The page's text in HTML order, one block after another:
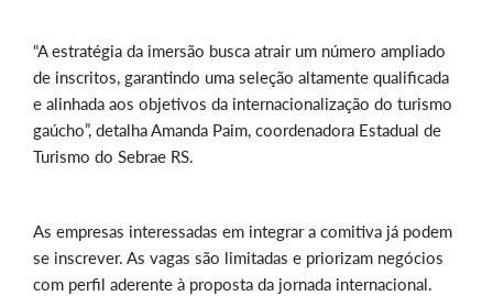
“A estratégia da imersão busca atrair um número ampliado
de inscritos, garantindo uma seleção altamente qualificada
e alinhada aos objetivos da internacionalização do turismo
gaúcho”, detalha Amanda Paim, coordenadora Estadual de
Turismo do Sebrae RS.
As empresas interessadas em integrar a comitiva já podem
se inscrever. As vagas são limitadas e priorizam negócios
com perfil aderente à proposta da jornada internacional.